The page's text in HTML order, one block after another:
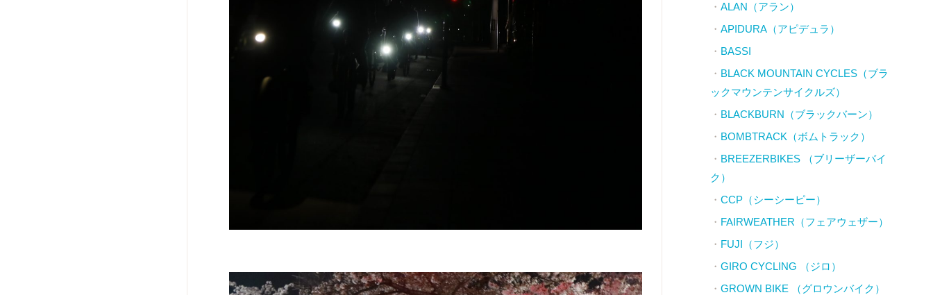
ALAN（アラン）
APIDURA（アピデュラ）
BASSI
BLACK MOUNTAIN CYCLES（ブラ
ックマウンテンサイクルズ）
BLACKBURN（ブラックバーン）
BOMBTRACK（ボムトラック）
BREEZERBIKES （ブリーザーバイ
ク）
CCP（シーシーピー）
FAIRWEATHER（フェアウェザー）
FUJI（フジ）
GIRO CYCLING （ジロ）
GROWN BIKE （グロウンバイク）